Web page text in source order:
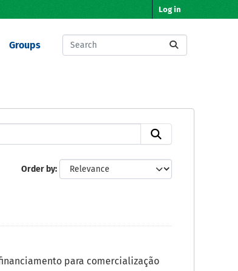
Log in
Groups
Order by
para comercialização